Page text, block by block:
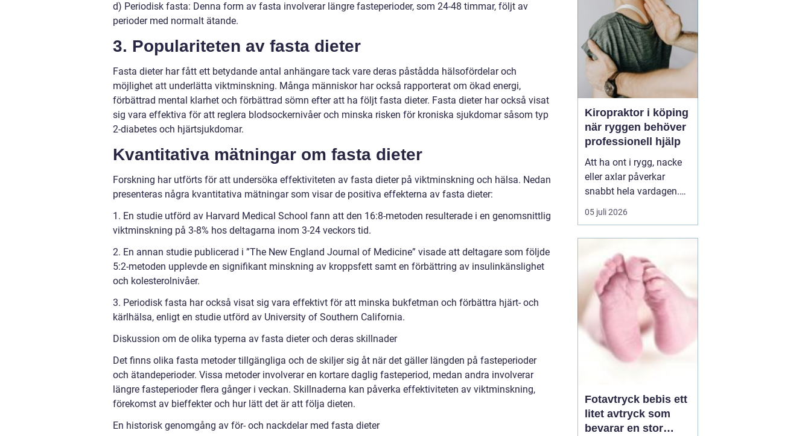
d) Periodisk fasta: Denna form av fasta involverar längre fasteperioder, som 24-48 timmar, följt av
perioder med normalt ätande.
3. Populariteten av fasta dieter
Fasta dieter har fått ett betydande antal anhängare tack vare deras påstådda hälsofördelar och
möjlighet att underlätta viktminskning. Många människor har också rapporterat om ökad energi,
förbättrad mental klarhet och förbättrad sömn efter att ha följt fasta dieter. Fasta dieter har också visat
sig vara effektiva för att reglera blodsockernivåer och minska risken för kroniska sjukdomar såsom typ
2-diabetes och hjärtsjukdomar.
Kvantitativa mätningar om fasta dieter
Forskning har utförts för att undersöka effektiviteten av fasta dieter på viktminskning och hälsa. Nedan
presenteras några kvantitativa mätningar som visar de positiva effekterna av fasta dieter:
1. En studie utförd av Harvard Medical School fann att den 16:8-metoden resulterade i en genomsnittlig
viktminskning på 3-8% hos deltagarna inom 3-24 veckors tid.
2. En annan studie publicerad i ”The New England Journal of Medicine” visade att deltagare som följde
5:2-metoden upplevde en signifikant minskning av kroppsfett samt en förbättring av insulinkänslighet
och kolesterolnivåer.
3. Periodisk fasta har också visat sig vara effektivt för att minska bukfetman och förbättra hjärt- och
kärlhälsa, enligt en studie utförd av University of Southern California.
Diskussion om de olika typerna av fasta dieter och deras skillnader
Det finns olika fasta metoder tillgängliga och de skiljer sig åt när det gäller längden på fasteperioder
och ätandeperioder. Vissa metoder involverar en kortare daglig fasteperiod, medan andra involverar
längre fasteperioder flera gånger i veckan. Skillnaderna kan påverka effektiviteten av viktminskning,
förekomst av bieffekter och hur lätt det är att följa dieten.
En historisk genomgång av för- och nackdelar med fasta dieter
Kiropraktor i köping
när ryggen behöver
professionell hjälp
Att ha ont i rygg, nacke
eller axlar påverkar
snabbt hela vardagen.
Sömn, arbete, träning
och humör hänger ihop
därför en kiropraktor
Köping när värken inte
längre går över av sig
själv, eller när
återkommand...
05 juli 2026
Fotavtryck bebis ett
litet avtryck som
bevarar en stor